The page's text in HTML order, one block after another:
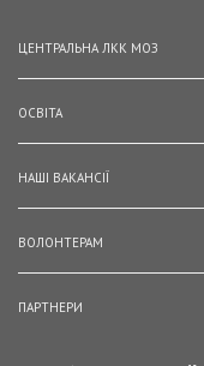
ЦЕНТРАЛЬНА ЛКК МОЗ
ОСВІТА
НАШІ ВАКАНСІЇ
ВОЛОНТЕРАМ
ПАРТНЕРИ